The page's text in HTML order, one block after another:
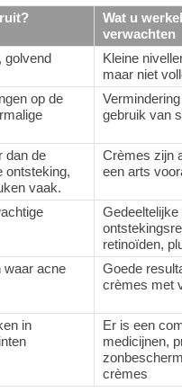
Wat u
verwachten
golvend
Kleine
maar niet
op de
gebruik van
dan de
ontsteking,
vaak.
Crèmes zijn
een arts
retinoïden,
waar acne
Goede
crèmes met
in
Er is een
medicijnen,
crèmes